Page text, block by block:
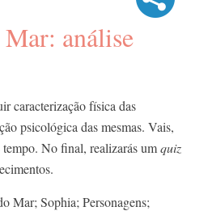
análise
caracterização física das
psicológica das mesmas. Vais,
No final, realizarás umquiz
Mar; Sophia; Personagens;